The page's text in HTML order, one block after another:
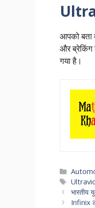
आपको बता
और ब्रेकिंग
गया है।
Tags
भारतीय
Infinix